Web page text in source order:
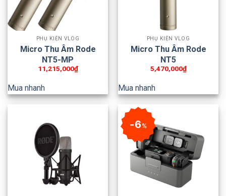
PHỤ KIỆN VLOG
Micro Thu Âm Rode
NT5-MP
11,215,000₫
Mua nhanh
PHỤ KIỆN VLOG
Micro Thu Âm Rode
NT5
5,470,000₫
Mua nhanh
6%